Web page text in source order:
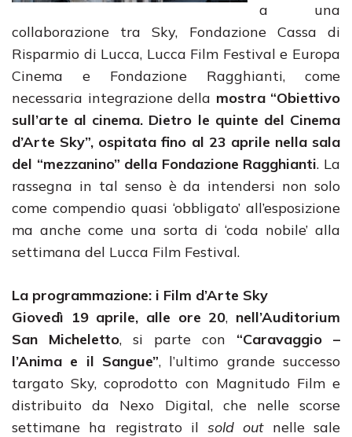
a una
collaborazione tra Sky, Fondazione Cassa di
Risparmio di Lucca, Lucca Film Festival e Europa
Cinema e Fondazione Ragghianti, come
necessaria integrazione della mostra “Obiettivo
sull’arte al cinema. Dietro le quinte del Cinema
d’Arte Sky”, ospitata fino al 23 aprile nella sala
del “mezzanino” della Fondazione Ragghianti. La
rassegna in tal senso è da intendersi non solo
come compendio quasi ‘obbligato’ all’esposizione
ma anche come una sorta di ‘coda nobile’ alla
settimana del Lucca Film Festival.
La programmazione: i Film d’Arte Sky
Giovedì 19 aprile, alle ore 20, nell’Auditorium
San Micheletto, si parte con “Caravaggio –
l’Anima e il Sangue”, l’ultimo grande successo
targato Sky, coprodotto con Magnitudo Film e
distribuito da Nexo Digital, che nelle scorse
settimane ha registrato ilsold outnelle sale